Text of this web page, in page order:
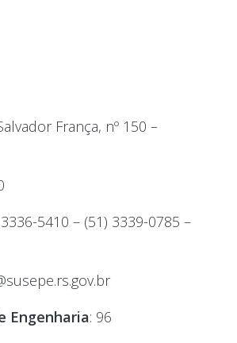
França, nº 150 –
5410 – (51) 3339-0785 –
Engenharia: 96